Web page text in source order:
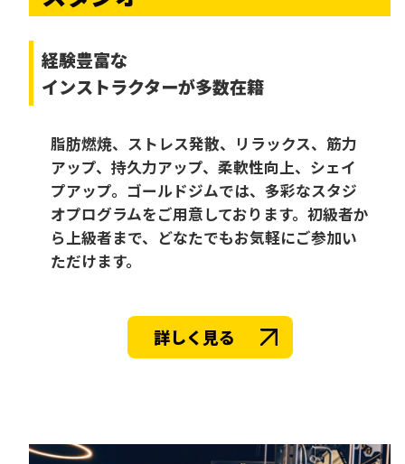
経験豊富な
インストラクターが多数在籍
脂肪燃焼、ストレス発散、リラックス、筋力
アップ、持久力アップ、柔軟性向上、シェイ
プアップ。ゴールドジムでは、多彩なスタジ
オプログラムをご用意しております。初級者か
ら上級者まで、どなたでもお気軽にご参加い
ただけます。
詳しく見る